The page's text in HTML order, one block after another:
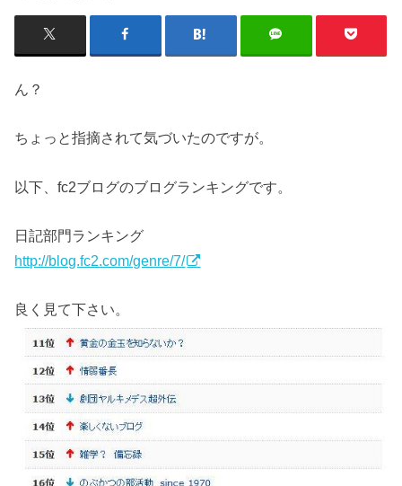
ん？
ちょっと指摘されて気づいたのですが。
以下、fc2ブログのブログランキングです。
日記部門ランキング
http://blog.fc2.com/genre/7/
良く見て下さい。